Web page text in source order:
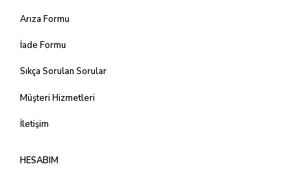
Arıza Formu
İade Formu
Sıkça Sorulan Sorular
Müşteri Hizmetleri
İletişim
HESABIM